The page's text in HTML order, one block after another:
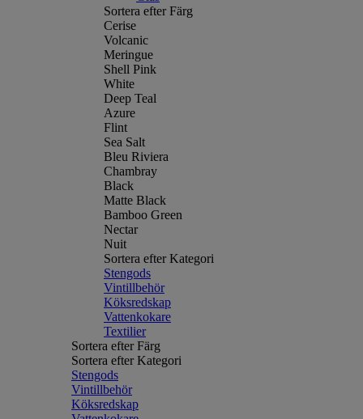
Sortera efter Färg
Cerise
Volcanic
Meringue
Shell Pink
White
Deep Teal
Azure
Flint
Sea Salt
Bleu Riviera
Chambray
Black
Matte Black
Bamboo Green
Nectar
Nuit
Sortera efter Kategori
Stengods
Vintillbehör
Köksredskap
Vattenkokare
Textilier
Sortera efter Färg
Sortera efter Kategori
Stengods
Vintillbehör
Köksredskap